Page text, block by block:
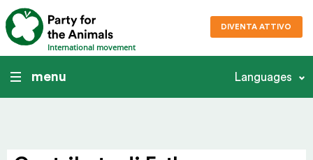
International movement
DIVENTA ATTIVO
menu Languages